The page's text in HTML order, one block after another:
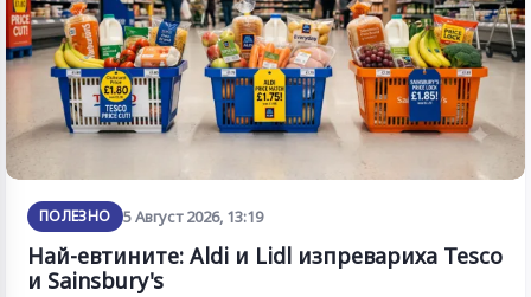
ПОЛЕЗНО 5 Август 2026, 13:19
Най-евтините: Aldi и Lidl изпревариха Tesco
и Sainsbury's